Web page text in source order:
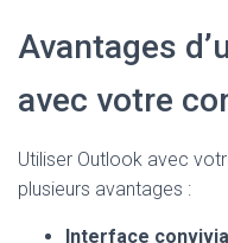
Avantages
avec votre
Utiliser Outlook avec
plusieurs avantages :
Interface